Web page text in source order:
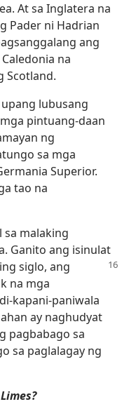
At sa Inglatera na
Pader ni Hadrian
ang
na
Scotland.
upang lubusang
pintuang-daan
ng
sa mga
Superior.
tao na
malaking
Ganito ang isinulat
siglo, ang
na mga
kapani-paniwala
ay naghudyat
pagbabago sa
sa paglalagay ng
Limes?